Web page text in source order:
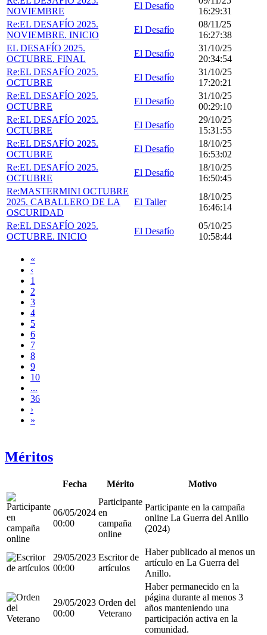
NOVIEMBRE
El Desafío
16:29:31
Re:EL DESAFÍO 2025.
NOVIEMBRE. INICIO
El Desafío
08/11/25
16:27:38
EL DESAFÍO 2025.
OCTUBRE. FINAL
El Desafío
31/10/25
20:34:54
Re:EL DESAFÍO 2025.
OCTUBRE
El Desafío
31/10/25
17:20:21
Re:EL DESAFÍO 2025.
OCTUBRE
El Desafío
31/10/25
00:29:10
Re:EL DESAFÍO 2025.
OCTUBRE
El Desafío
29/10/25
15:31:55
Re:EL DESAFÍO 2025.
OCTUBRE
El Desafío
18/10/25
16:53:02
Re:EL DESAFÍO 2025.
OCTUBRE
El Desafío
18/10/25
16:50:45
Re:MASTERMINI OCTUBRE
2025. CABALLERO DE LA
OSCURIDAD
El Taller
18/10/25
16:46:14
Re:EL DESAFÍO 2025.
OCTUBRE. INICIO
El Desafío
05/10/25
10:58:44
«
‹
1
2
3
4
5
6
7
8
9
10
...
36
›
»
Méritos
Fecha Mérito Motivo
06/05/2024
00:00
Participante
en
campaña
online
Participante en la campaña
online La Guerra del Anillo
(2024)
29/05/2023
00:00
Escritor de
artículos
Haber publicado al menos un
artículo en La Guerra del
Anillo.
29/05/2023
00:00
Orden del
Veterano
Haber permanecido en la
página durante al menos 3
años manteniendo una
participación activa en la
comunidad.